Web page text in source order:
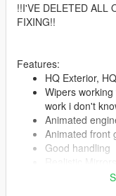
!!I'VE DELETED ALL
FIXING!!
Features:
HQ Exterior,
Wipers
work i don't
Animated
Animated front
Good handling
All lights